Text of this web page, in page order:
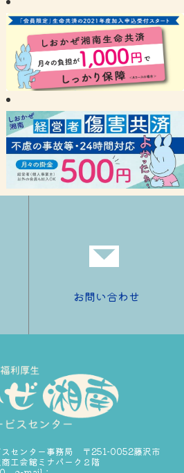
お問い合わせ
スセンター事務局 〒251-0052藤沢市
工会館ミナパーク２階